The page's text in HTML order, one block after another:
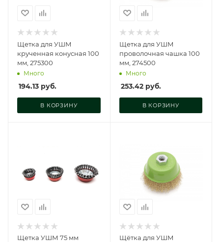
Щетка для УШМ
крученная конусная 100
мм, 275300
Много
194.13 руб.
В КОРЗИНУ
Щетка для УШМ
проволочная чашка 100
мм, 274500
Много
253.42руб.
В КОРЗИНУ
Щетка УШМ 75 мм
Щётка для УШМ